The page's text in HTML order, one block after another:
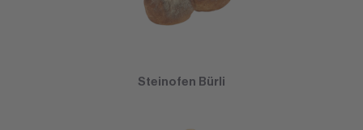
Steinofen Bürli